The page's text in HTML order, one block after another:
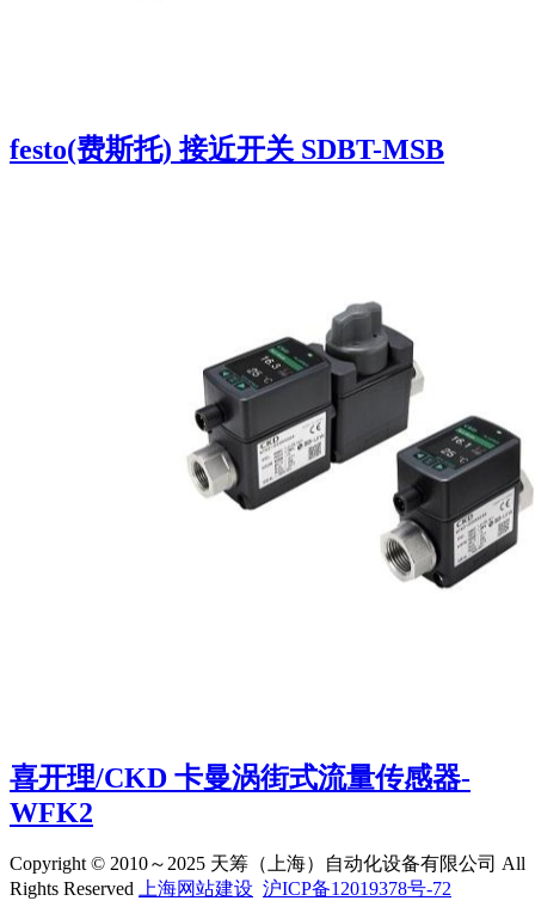
festo(费斯托) 接近开关 SDBT-MSB
喜开理/CKD 卡曼涡街式流量传感器-
WFK2
Copyright © 2010～2025 天筹（上海）自动化设备有限公司 All
Rights Reserved 上海网站建设 沪ICP备12019378号-72